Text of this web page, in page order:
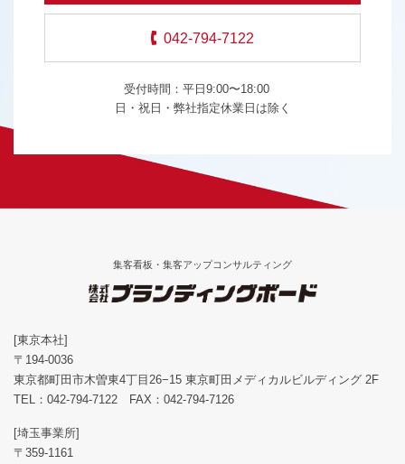
042-794-7122
受付時間：平日9:00〜18:00
日・祝日・弊社指定休業日は除く
集客看板・集客アップコンサルティング
[東京本社]
〒194-0036
東京都町田市木曽東4丁目26−15 東京町田メディカルビルディング 2F
TEL： 042-794-7122 FAX：042-794-7126
[埼玉事業所]
〒359-1161